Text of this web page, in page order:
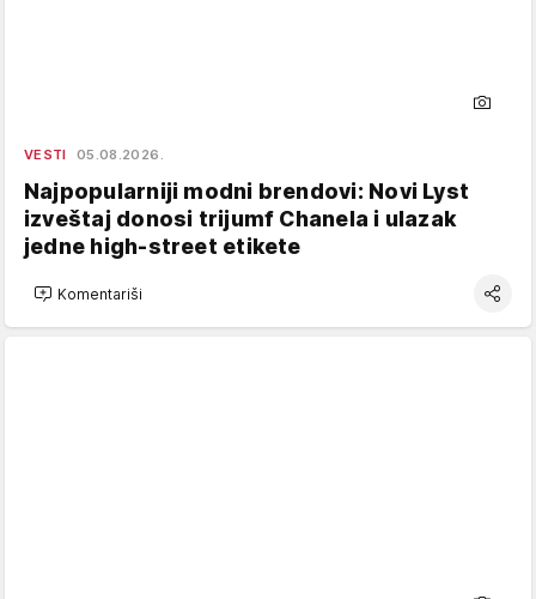
VESTI 05.08.2026.
Najpopularniji modni brendovi: Novi Lyst
izveštaj donosi trijumf Chanela i ulazak
jedne high-street etikete
Komentariši